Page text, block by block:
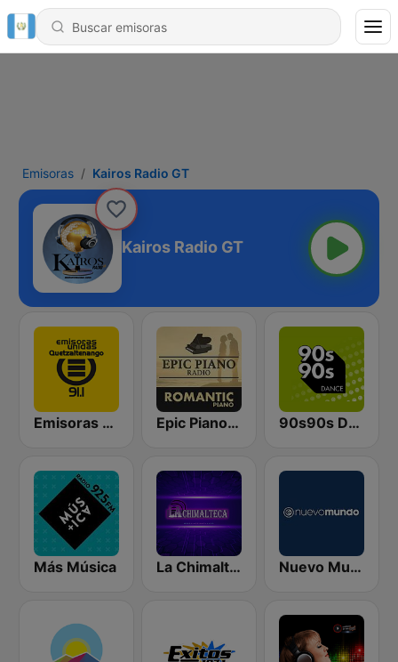
Emisoras Kairos Radio GT
Kairos Radio GT
Emisoras Unidas Quetzaltenango 91.1 Epic Piano - ROMANTIC PIANO 90s90s Dance
Más Música La Chimalteca Radio Nuevo Mundo